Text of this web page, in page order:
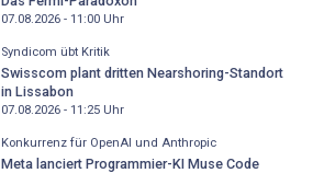
07.08.2026 - 11:00Uhr
Syndicom übt Kritik
Swisscom plant dritten Nearshoring-Standort
in Lissabon
07.08.2026 - 11:25Uhr
Konkurrenz für OpenAI und Anthropic
Meta lanciert Programmier-KI Muse Code